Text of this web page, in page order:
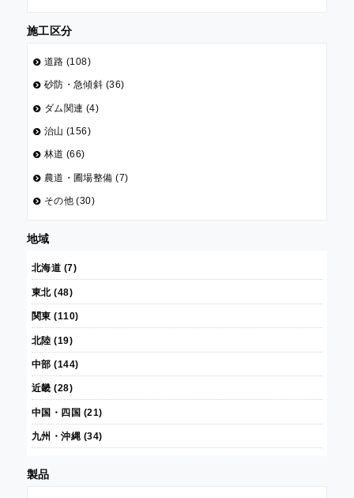
施工区分
道路 (108)
砂防・急傾斜 (36)
ダム関連 (4)
治山 (156)
林道 (66)
農道・圃場整備 (7)
その他 (30)
地域
北海道 (7)
東北 (48)
関東 (110)
北陸 (19)
中部 (144)
近畿 (28)
中国・四国 (21)
九州・沖縄 (34)
製品